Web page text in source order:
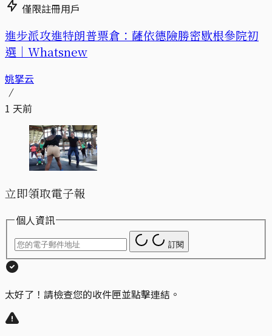
僅限註冊用戶
進步派攻進特朗普票倉：薩依德險勝密歇根參院初
選｜Whatsnew
姚拏云
1 天前
立即領取電子報
個人資訊
訂閱
太好了！請檢查您的收件匣並點擊連結。